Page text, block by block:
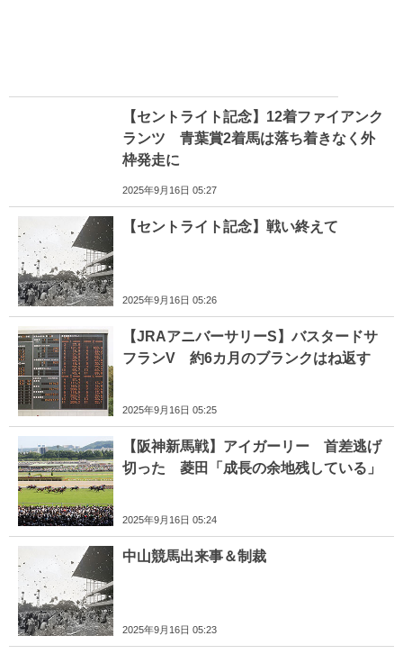
【セントライト記念】12着ファイアンク
ランツ 青葉賞2着馬は落ち着きなく外
枠発走に
2025年9月16日 05:27
【セントライト記念】戦い終えて
2025年9月16日 05:26
【JRAアニバーサリーS】バスタードサ
フランV 約6カ月のブランクはね返す
2025年9月16日 05:25
【阪神新馬戦】アイガーリー 首差逃げ
切った 菱田「成長の余地残している」
2025年9月16日 05:24
中山競馬出来事＆制裁
2025年9月16日 05:23